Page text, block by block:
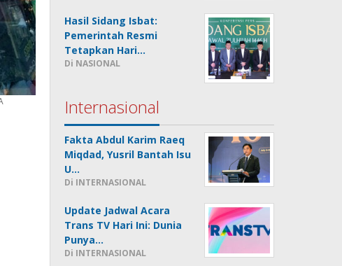
Hasil Sidang Isbat:
Pemerintah Resmi
Tetapkan Hari…
Di NASIONAL
Internasional
Fakta Abdul Karim Raeq
Miqdad, Yusril Bantah Isu
U…
Di INTERNASIONAL
Update Jadwal Acara
Trans TV Hari Ini: Dunia
Punya…
Di INTERNASIONAL